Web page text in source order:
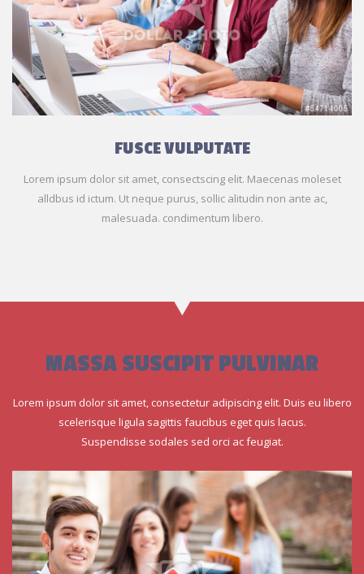
FUSCE VULPUTATE
Lorem ipsum dolor sit amet, consectscing elit. Maecenas moleset
alldbus id ictum. Ut neque purus, sollic alitudin non ante ac,
malesuada. condimentum libero.
MASSA SUSCIPIT PULVINAR
Lorem ipsum dolor sit amet, consectetur adipiscing elit. Duis eu libero
scelerisque ligula sagittis faucibus eget quis lacus.
Suspendisse sodales sed orci ac feugiat.